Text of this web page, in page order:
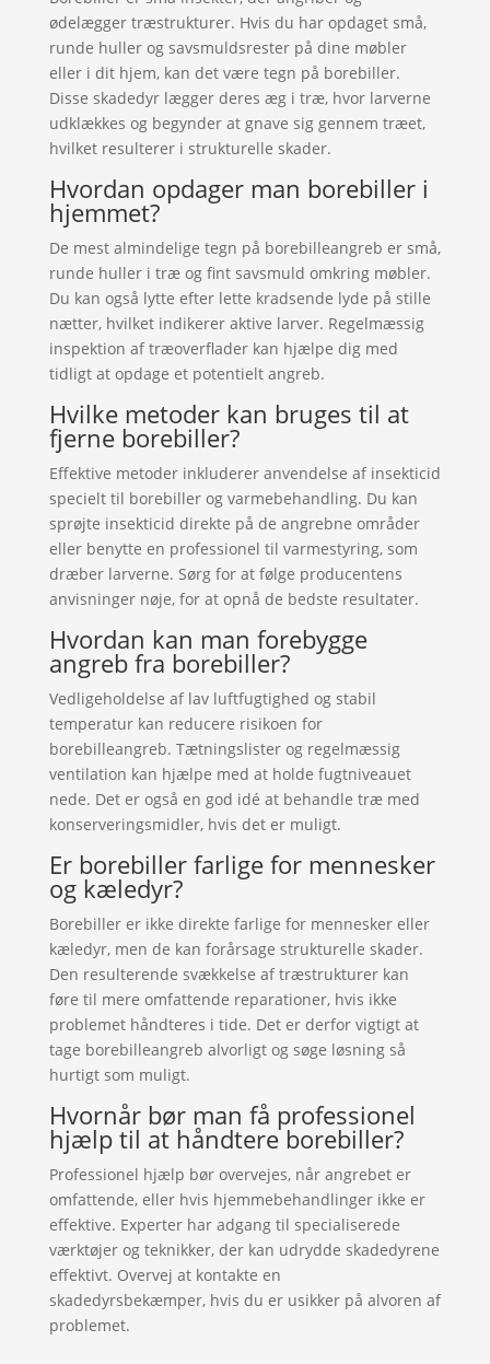
ødelægger træstrukturer. Hvis du har opdaget små,
runde huller og savsmuldsrester på dine møbler
eller i dit hjem, kan det være tegn på borebiller.
Disse skadedyr lægger deres æg i træ, hvor larverne
udklækkes og begynder at gnave sig gennem træet,
hvilket resulterer i strukturelle skader.
Hvordan opdager man borebiller i
hjemmet?
De mest almindelige tegn på borebilleangreb er små,
runde huller i træ og fint savsmuld omkring møbler.
Du kan også lytte efter lette kradsende lyde på stille
nætter, hvilket indikerer aktive larver. Regelmæssig
inspektion af træoverflader kan hjælpe dig med
tidligt at opdage et potentielt angreb.
Hvilke metoder kan bruges til at
fjerne borebiller?
Effektive metoder inkluderer anvendelse af insekticid
specielt til borebiller og varmebehandling. Du kan
sprøjte insekticid direkte på de angrebne områder
eller benytte en professionel til varmestyring, som
dræber larverne. Sørg for at følge producentens
anvisninger nøje, for at opnå de bedste resultater.
Hvordan kan man forebygge
angreb fra borebiller?
Vedligeholdelse af lav luftfugtighed og stabil
temperatur kan reducere risikoen for
borebilleangreb. Tætningslister og regelmæssig
ventilation kan hjælpe med at holde fugtniveauet
nede. Det er også en god idé at behandle træ med
konserveringsmidler, hvis det er muligt.
Er borebiller farlige for mennesker
og kæledyr?
Borebiller er ikke direkte farlige for mennesker eller
kæledyr, men de kan forårsage strukturelle skader.
Den resulterende svækkelse af træstrukturer kan
føre til mere omfattende reparationer, hvis ikke
problemet håndteres i tide. Det er derfor vigtigt at
tage borebilleangreb alvorligt og søge løsning så
hurtigt som muligt.
Hvornår bør man få professionel
hjælp til at håndtere borebiller?
Professionel hjælp bør overvejes, når angrebet er
omfattende, eller hvis hjemmebehandlinger ikke er
effektive. Experter har adgang til specialiserede
værktøjer og teknikker, der kan udrydde skadedyrene
effektivt. Overvej at kontakte en
skadedyrsbekæmper, hvis du er usikker på alvoren af
problemet.